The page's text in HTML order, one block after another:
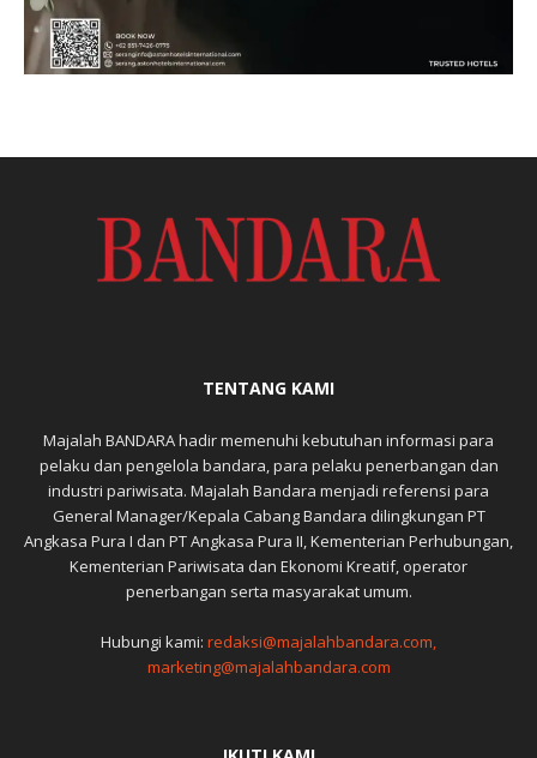
TENTANG KAMI
Majalah BANDARA hadir memenuhi kebutuhan informasi para
pelaku dan pengelola bandara, para pelaku penerbangan dan
industri pariwisata. Majalah Bandara menjadi referensi para
General Manager/Kepala Cabang Bandara dilingkungan PT
Angkasa Pura I dan PT Angkasa Pura II, Kementerian Perhubungan,
Kementerian Pariwisata dan Ekonomi Kreatif, operator
penerbangan serta masyarakat umum.
Hubungi kami: redaksi@majalahbandara.com,
marketing@majalahbandara.com